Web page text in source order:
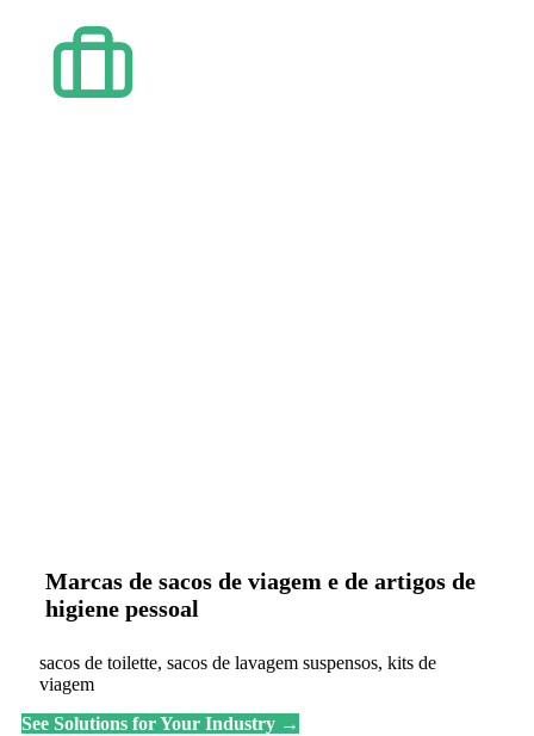
Marcas de sacos de viagem e de artigos de
higiene pessoal
sacos de toilette, sacos de lavagem suspensos, kits de
viagem
See Solutions for Your Industry →